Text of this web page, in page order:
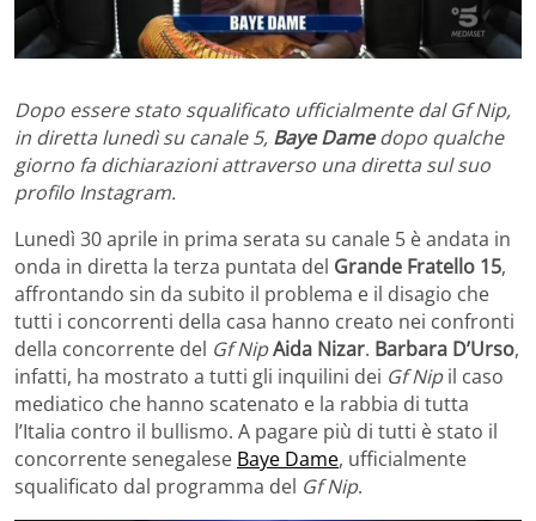
Dopo essere stato squalificato ufficialmente dal Gf Nip,
in diretta lunedì su canale 5, Baye Damedopo qualche
giorno fa dichiarazioni attraverso una diretta sul suo
profilo Instagram.
Lunedì 30 aprile in prima serata su canale 5 è andata in
onda in diretta la terza puntata del Grande Fratello 15,
affrontando sin da subito il problema e il disagio che
tutti i concorrenti della casa hanno creato nei confronti
della concorrente del Gf NipAida Nizar. Barbara D’Urso,
infatti, ha mostrato a tutti gli inquilini dei Gf Nipil caso
mediatico che hanno scatenato e la rabbia di tutta
l’Italia contro il bullismo. A pagare più di tutti è stato il
concorrente senegalese Baye Dame, ufficialmente
squalificato dal programma del Gf Nip.